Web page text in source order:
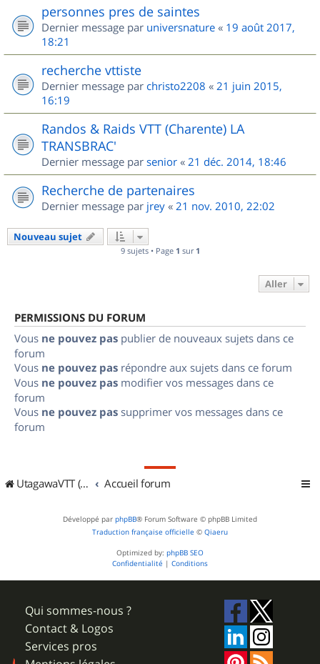
personnes pres de saintes
Dernier message par universnature « 19 août 2017,
18:21
recherche vttiste
Dernier message par christo2208 « 21 juin 2015,
16:19
Randos & Raids VTT (Charente) LA
TRANSBRAC'
Dernier message par senior « 21 déc. 2014, 18:46
Recherche de partenaires
Dernier message par jrey « 21 nov. 2010, 22:02
Nouveau sujet
9 sujets • Page 1 sur 1
Aller
PERMISSIONS DU FORUM
Vous ne pouvez pas publier de nouveaux sujets dans ce
forum
Vous ne pouvez pas répondre aux sujets dans ce forum
Vous ne pouvez pas modifier vos messages dans ce
forum
Vous ne pouvez pas supprimer vos messages dans ce
forum
UtagawaVTT (Randos VTT et VTTAE avec traces GPS) Accueil forum
Développé par phpBB® Forum Software © phpBB Limited
Traduction française officielle © Qiaeru
Optimized by: phpBB SEO
Confidentialité | Conditions
Qui sommes-nous ?
Contact & Logos
Services pros